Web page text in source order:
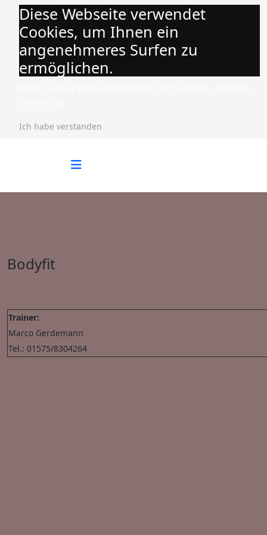
Diese Webseite verwendet
Cookies, um Ihnen ein
angenehmeres Surfen zu
ermöglichen.
Ich habe verstanden
Bodyfit
Trainer:
Marco Gerdemann
Tel.: 01575/8304264